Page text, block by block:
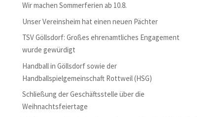
Wir machen Sommerferien ab 10.8.
Unser Vereinsheim hat einen neuen Pächter
TSV Göllsdorf: Großes ehrenamtliches Engagement
wurde gewürdigt
Handball in Göllsdorf sowie der
Handballspielgemeinschaft Rottweil (HSG)
Schließung der Geschäftsstelle über die
Weihnachtsfeiertage